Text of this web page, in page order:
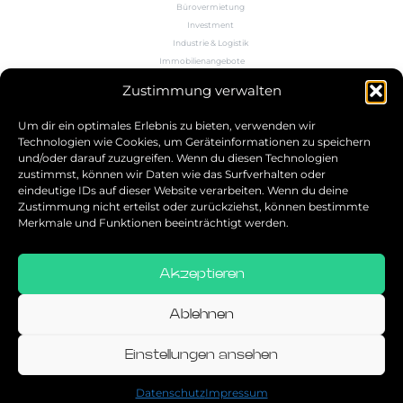
Zustimmung verwalten
Um dir ein optimales Erlebnis zu bieten, verwenden wir
Technologien wie Cookies, um Geräteinformationen zu speichern
und/oder darauf zuzugreifen. Wenn du diesen Technologien
zustimmst, können wir Daten wie das Surfverhalten oder
eindeutige IDs auf dieser Website verarbeiten. Wenn du deine
Zustimmung nicht erteilst oder zurückziehst, können bestimmte
Merkmale und Funktionen beeinträchtigt werden.
Akzeptieren
Ablehnen
Einstellungen ansehen
DatenschutzImpressum
Bürovermietung
Investment
Industrie & Logistik
Immobilienangebote
Wissen
5.0
Bestbewerteter Service
verifiziert von: Trustindex
Allgemeine Geschäftsbedingungen